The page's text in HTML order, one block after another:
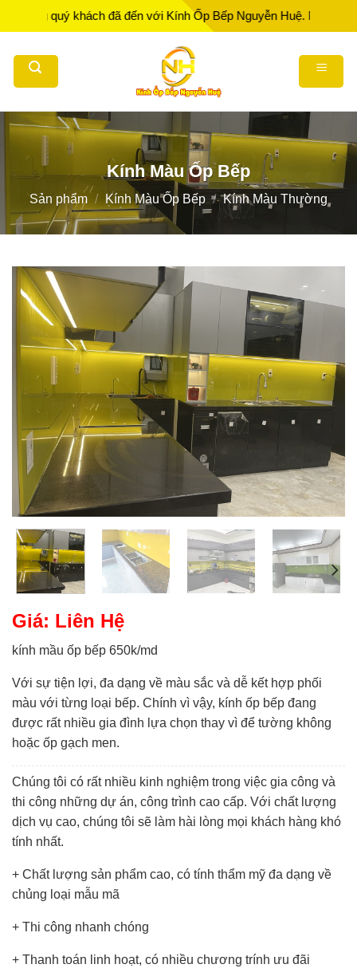
qua
quý khách đã đến với Kính Ốp Bếp Nguyễn Huệ. Nhà Sản xuất -
Kính Màu Ốp Bếp
Sản phẩm / Kính Màu Ốp Bếp / Kính Màu Thường
Giá: Liên Hệ
kính mầu ốp bếp 650k/md
Với sự tiện lợi, đa dạng về màu sắc và dễ kết hợp phối
màu với từng loại bếp. Chính vì vậy, kính ốp bếp đang
được rất nhiều gia đình lựa chọn thay vì để tường không
hoặc ốp gạch men.
Chúng tôi có rất nhiều kinh nghiệm trong việc gia công và
thi công những dự án, công trình cao cấp. Với chất lượng
dịch vụ cao, chúng tôi sẽ làm hài lòng mọi khách hàng khó
tính nhất.
+ Chất lượng sản phẩm cao, có tính thẩm mỹ đa dạng về
chủng loại mẫu mã
+ Thi công nhanh chóng
+ Thanh toán linh hoạt, có nhiều chương trính ưu đãi